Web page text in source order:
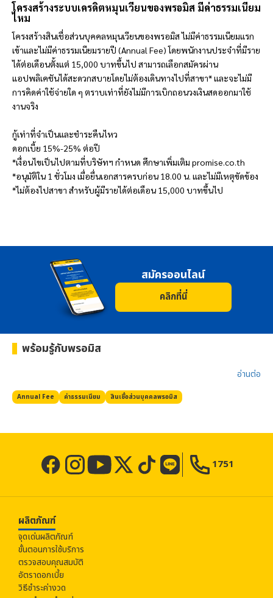
โครงสร้างระบบเครดิตหมุนเวียนของพรอมิส มีค่าธรรมเนียม
ไหม
โครงสร้างสินเชื่อส่วนบุคคลหมุนเวียนของพรอมิสไม่มีค่าธรรมเนียมแรก
เข้าและไม่มีค่าธรรมเนียมรายปี (Annual Fee) โดยพนักงานประจำที่มีราย
ได้ต่อเดือนตั้งแต่ 15,000 บาทขึ้นไป สามารถเลือกสมัครผ่าน
แอปพลิเคชันได้สะดวกสบายโดยไม่ต้องเดินทางไปที่สาขา* และจะไม่มี
การคิดค่าใช้จ่ายใด ๆ ตราบเท่าที่ยังไม่มีการเบิกถอนวงเงินสดออกมาใช้
งานจริง
กู้เท่าที่จำเป็นและชำระคืนไหว
ดอกเบี้ย 15%-25% ต่อปี
*เงื่อนไขเป็นไปตามที่บริษัทฯ กำหนด ศึกษาเพิ่มเติม promise.co.th
*อนุมัติใน 1 ชั่วโมง เมื่อยื่นเอกสารครบก่อน 18.00 น. และไม่มีเหตุขัดข้อง
*ไม่ต้องไปสาขา สำหรับผู้มีรายได้ต่อเดือน 15,000 บาทขึ้นไป
สมัครออนไลน์
คลิกที่นี่
พร้อมรู้กับพรอมิส
Annual Fee ค่าธรรมเนียม สินเชื่อส่วนบุคคลพรอมิส
อ่านต่อ​
1751
ผลิตภัณฑ์
จุดเด่นผลิตภัณฑ์
ขั้นตอนการใช้บริการ
ตรวจสอบคุณสมบัติ
อัตราดอกเบี้ย
วิธีชำระค่างวด